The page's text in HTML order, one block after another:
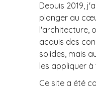
Depuis 2019,
plonger au
l'architecture,
acquis des
solides, mais
les appliquer
Ce site a été